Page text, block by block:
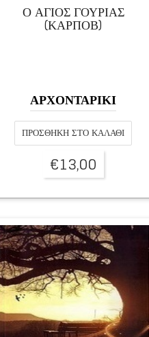
Ο ΑΓΙΟΣ ΓΟΥΡΙΑΣ
(ΚΑΡΠΟΒ)
ΑΡΧΟΝΤΑΡΙΚΙ
ΠΡΟΣΘΉΚΗ ΣΤΟ ΚΑΛΆΘΙ
€13,00